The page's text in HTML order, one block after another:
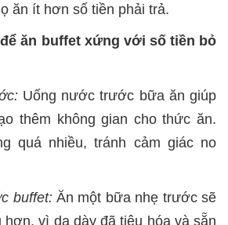
ăn ít hơn số tiền phải trả.
ăn buffet xứng với số tiền bỏ
Uống nước trước bữa ăn giúp
thêm không gian cho thức ăn.
quá nhiều, tránh cảm giác no
buffet:Ăn một bữa nhẹ trước sẽ
hơn, vì dạ dày đã tiêu hóa và sẵn